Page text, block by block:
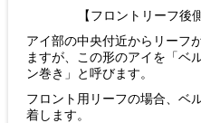
【フロントリーフ後
アイ部の中央付近からリーフ
ますが、この形のアイを「ベ
ン巻き」と呼びます。
フロント用リーフの場合、ベ
着します。